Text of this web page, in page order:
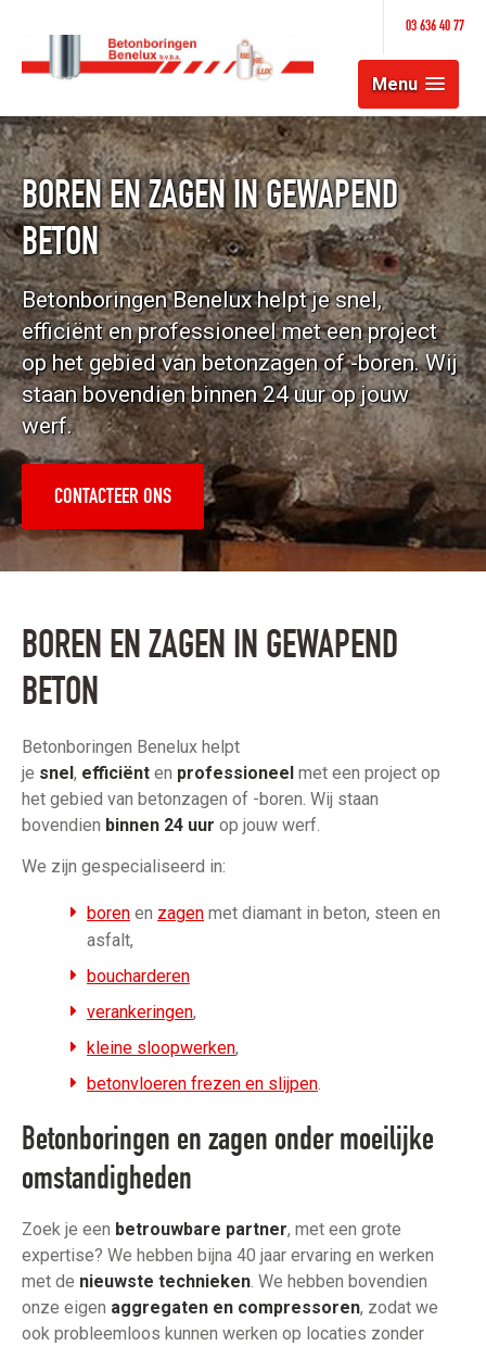
03 636 40 77
Menu
BOREN EN ZAGEN IN GEWAPEND
BETON
Betonboringen Benelux helpt je snel,
efficiënt en professioneel met een project
op het gebied van betonzagen of -boren. Wij
staan bovendien binnen 24 uur op jouw
werf.
CONTACTEER ONS
BOREN EN ZAGEN IN GEWAPEND
BETON
Betonboringen Benelux helpt
je snel, efficiënt en professioneel met een project op
het gebied van betonzagen of -boren. Wij staan
bovendien binnen 24 uur op jouw werf.
We zijn gespecialiseerd in:
boren en zagen met diamant in beton, steen en
asfalt,
boucharderen
verankeringen,
kleine sloopwerken,
betonvloeren frezen en slijpen.
Betonboringen en zagen onder moeilijke
omstandigheden
Zoek je een betrouwbare partner, met een grote
expertise? We hebben bijna 40 jaar ervaring en werken
met de nieuwste technieken. We hebben bovendien
onze eigen aggregaten en compressoren, zodat we
ook probleemloos kunnen werken op locaties zonder